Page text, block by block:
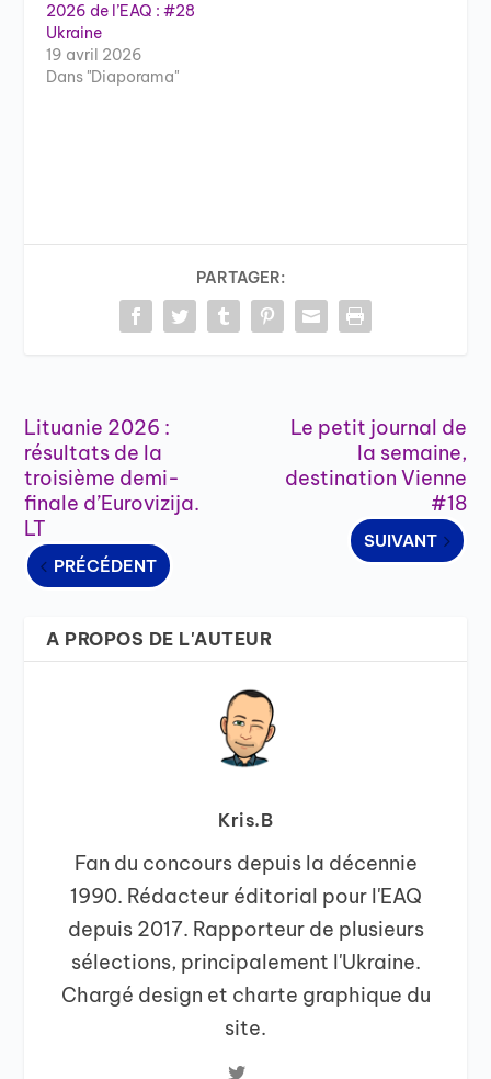
2026 de l’EAQ : #28
Ukraine
19 avril 2026
Dans "Diaporama"
PARTAGER:
Lituanie 2026 :
résultats de la
troisième demi-
finale d’Eurovizija.
LT
PRÉCÉDENT
Le petit journal de
la semaine,
destination Vienne
#18
SUIVANT
A PROPOS DE L'AUTEUR
Kris.B
Fan du concours depuis la décennie
1990. Rédacteur éditorial pour l'EAQ
depuis 2017. Rapporteur de plusieurs
sélections, principalement l'Ukraine.
Chargé design et charte graphique du
site.